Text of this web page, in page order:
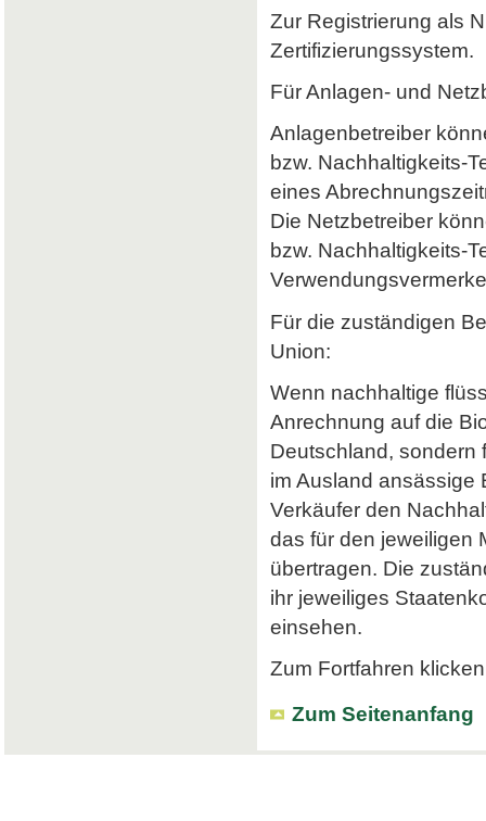
Zur Registrierung als
Zertifizierungssystem.
Für Anlagen- und
Anlagenbetreiber
bzw. Nachhaltigkeits-
eines
Die Netzbetreiber
bzw. Nachhaltigkeits-
Für die zuständigen
Union:
Wenn nachhaltige
Anrechnung auf die
Deutschland, sondern
im Ausland ansässige
Verkäufer den
das für den jeweiligen
übertragen. Die
ihr jeweiliges
einsehen.
Zum Fortfahren
Zum Seitenanfang